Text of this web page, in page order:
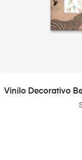
Vinilo Decorativo